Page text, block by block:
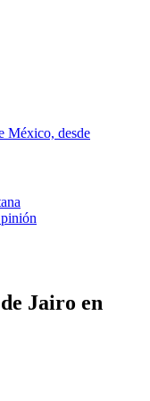
México, desde
Jairo en